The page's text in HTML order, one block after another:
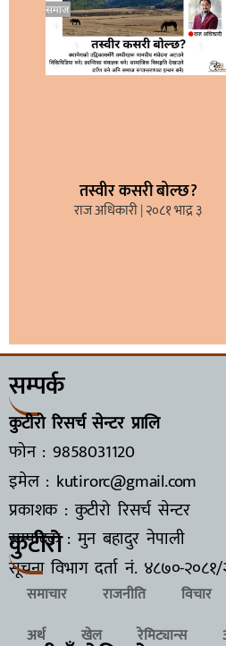
तस्वीर कसरी बोल्छ?
राज अधिकारी २०८१ भाद्र ३
सम्पर्क
कुटीरो रिसर्च सेन्टर प्रालि
फोन : 9858031120
इमेल : kutirorc@gmail.com
प्रकाशक : कुटीरो रिसर्च सेन्टर
सम्पादक : मुन बहादुर नेपाली
सूचना विभाग दर्ता नं. ४८७०-
कुटीरो
समाचार राजनीति विचार
अर्थ
खेल रेमिट्यान्स